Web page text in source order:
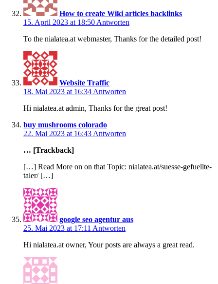
How to create Wiki articles backlinks
15. April 2023 at 18:50Antworten
To the nialatea.at webmaster, Thanks for the detailed post!
Website Traffic
18. Mai 2023 at 16:34Antworten
Hi nialatea.at admin, Thanks for the great post!
buy mushrooms colorado
22. Mai 2023 at 16:43Antworten
… [Trackback]
[…] Read More on on that Topic: nialatea.at/suesse-gefuellte-
taler/ […]
google seo agentur aus
25. Mai 2023 at 17:11 Antworten
Hi nialatea.at owner, Your posts are always a great read.